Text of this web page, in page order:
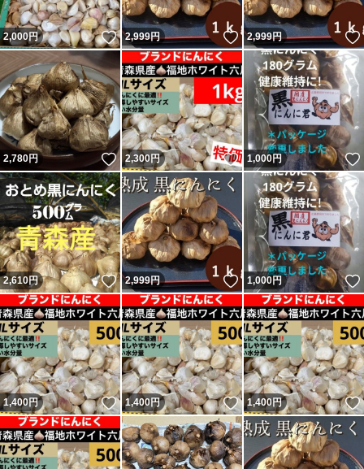
2,000円 いいね！
2,999円 いいね！
2,999円
2,780円 いいね！
2,300円 いいね！
1,000円
2,610円 いいね！
2,999円 いいね！
1,000円
1,400円 いいね！
1,400円 いいね！
1,400円